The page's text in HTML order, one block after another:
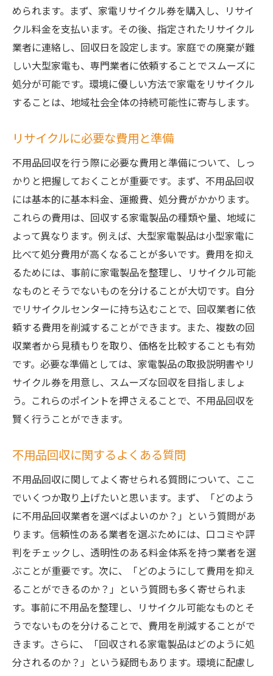
不用品回収の予約方法
事前準備のチェックリスト
回収当日の手順
回収後の確認事項
トラブルシューティング
茨城県で家電リサイクルを成功させるための不
効率的な不用品回収のための準備
リサイクル業者とのコミュニケーション術
家電製品を長持ちさせる方法
リサイクル費用を抑えるコツ
再利用可能な部品の見極め方
家電リサイクルの成功事例紹介
められます。まず、家電リサイクル券を購入し、リサイ
クル料金を支払います。その後、指定されたリサイクル
業者に連絡し、回収日を設定します。家庭での廃棄が難
しい大型家電も、専門業者に依頼することでスムーズに
処分が可能です。環境に優しい方法で家電をリサイクル
することは、地域社会全体の持続可能性に寄与します。
リサイクルに必要な費用と準備
不用品回収を行う際に必要な費用と準備について、しっ
かりと把握しておくことが重要です。まず、不用品回収
には基本的に基本料金、運搬費、処分費がかかります。
これらの費用は、回収する家電製品の種類や量、地域に
よって異なります。例えば、大型家電製品は小型家電に
比べて処分費用が高くなることが多いです。費用を抑え
るためには、事前に家電製品を整理し、リサイクル可能
なものとそうでないものを分けることが大切です。自分
でリサイクルセンターに持ち込むことで、回収業者に依
頼する費用を削減することができます。また、複数の回
収業者から見積もりを取り、価格を比較することも有効
です。必要な準備としては、家電製品の取扱説明書やリ
サイクル券を用意し、スムーズな回収を目指しましょ
う。これらのポイントを押さえることで、不用品回収を
賢く行うことができます。
不用品回収に関するよくある質問
不用品回収に関してよく寄せられる質問について、ここ
でいくつか取り上げたいと思います。まず、「どのよう
に不用品回収業者を選べばよいのか？」という質問があ
ります。信頼性のある業者を選ぶためには、口コミや評
判をチェックし、透明性のある料金体系を持つ業者を選
ぶことが重要です。次に、「どのようにして費用を抑え
ることができるのか？」という質問も多く寄せられま
す。事前に不用品を整理し、リサイクル可能なものとそ
うでないものを分けることで、費用を削減することがで
きます。さらに、「回収される家電製品はどのように処
分されるのか？」という疑問もあります。環境に配慮し